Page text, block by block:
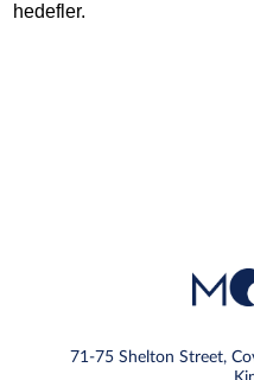
hedefler.
71-75 Shelton Street,